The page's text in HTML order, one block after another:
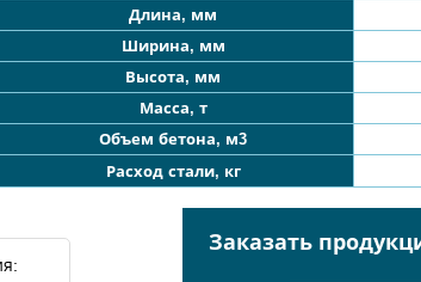
Длина, мм
Ширина, мм
Высота, мм
Масса, т
Объем бетона, м3
Расход стали, кг
Заказать